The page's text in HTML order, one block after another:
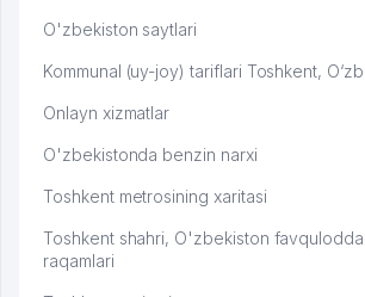
O'zbekiston saytlari
Kommunal (uy-joy) tariflari Toshkent,
Onlayn xizmatlar
O'zbekistonda benzin narxi
Toshkent metrosining xaritasi
Toshkent shahri, O'zbekiston
raqamlari